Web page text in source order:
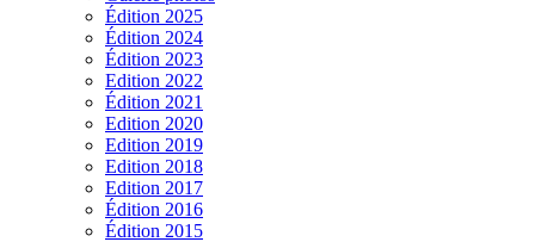
Édition 2025
Édition 2024
Édition 2023
Edition 2022
Édition 2021
Edition 2020
Edition 2019
Edition 2018
Edition 2017
Édition 2016
Édition 2015